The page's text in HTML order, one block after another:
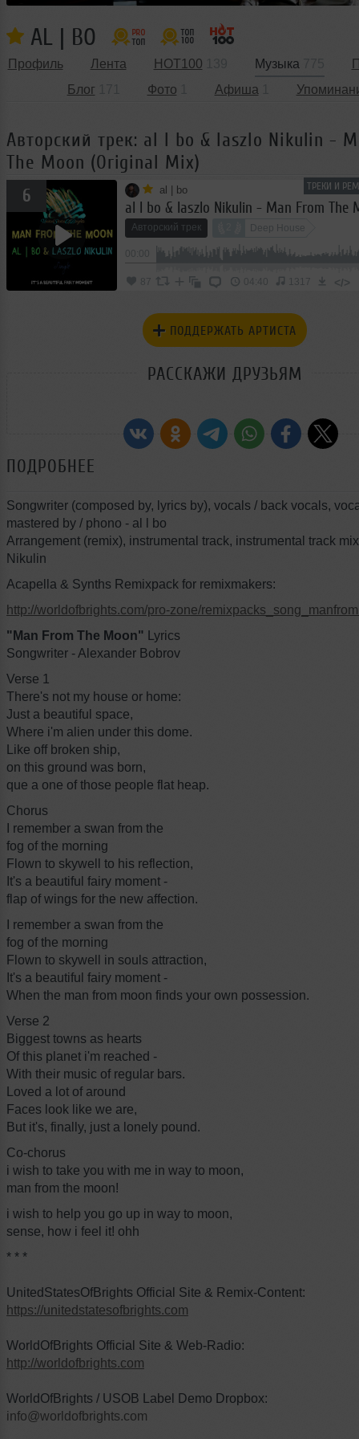
AL | BO
Профиль Лента HOT100 Музыка
Блог
Фото Афиша
Авторский трек: al l bo & laszlo Nikulin -
The Moon (Original Mix)
ТРЕКИ И
6 al | bo
Авторский трек Deep House
87 1317 </>
ПОДДЕРЖАТЬ АРТИСТА
РАССКАЖИ ДРУЗЬЯМ
ПОДРОБНЕЕ
Songwriter (composed by, lyrics by), vocals / back vocals,
mastered by / phono - al l bo
Arrangement (remix), instrumental track, instrumental track
Nikulin
Acapella & Synths Remixpack for remixmakers:
http://worldofbrights.com/pro-zone/
"Man From The Moon" Lyrics
Songwriter - Alexander Bobrov
Verse 1
There's not my house or home:
Just a beautiful space,
Where i'm alien under this dome.
Like off broken ship,
on this ground was born,
que a one of those people flat heap.
Chorus
I remember a swan from the
fog of the morning
Flown to skywell to his reflection,
It's a beautiful fairy moment -
flap of wings for the new affection.
I remember a swan from the
fog of the morning
Flown to skywell in souls attraction,
It's a beautiful fairy moment -
When the man from moon finds your own possession.
Verse 2
Biggest towns as hearts
Of this planet i'm reached -
With their music of regular bars.
Loved a lot of around
Faces look like we are,
But it's, finally, just a lonely pound.
Co-chorus
i wish to take you with me in way to moon,
man from the moon!
i wish to help you go up in way to moon,
sense, how i feel it! ohh
* * *
UnitedStatesOfBrights Official Site & Remix-Content:
https://unitedstatesofbrights.com
WorldOfBrights Official Site & Web-Radio:
http://worldofbrights.com
WorldOfBrights / USOB Label Demo Dropbox:
info@worldofbrights.com